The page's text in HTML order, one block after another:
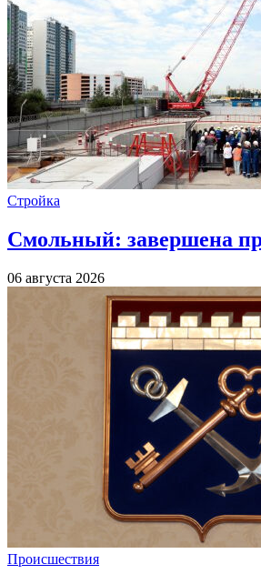
Стройка
Смольный: завершена
06 августа 2026
Происшествия